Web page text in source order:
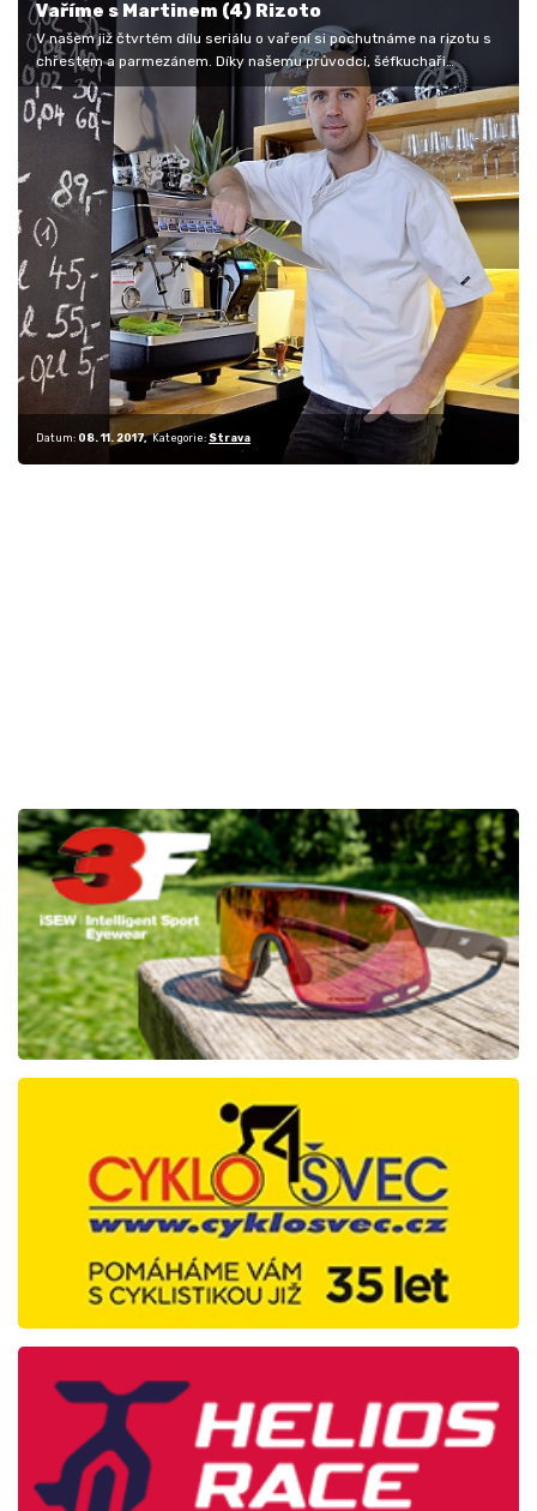
Vaříme s Martinem (4) Rizoto
V našem již čtvrtém dílu seriálu o vaření si pochutnáme na rizotu s
chřestem a parmezánem. Díky našemu průvodci, šéfkuchaři
Martinu…
Datum: 08. 11. 2017 Kategorie: Strava